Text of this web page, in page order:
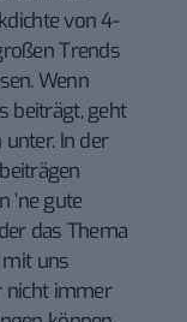
von 4-
Trends
Wenn
beiträgt, geht
In der
’ne gute
das Thema
uns
nicht immer